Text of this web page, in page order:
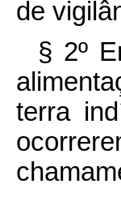
de
§ 2º
terra